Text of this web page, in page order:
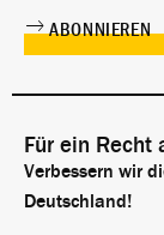
Für ein Recht
Verbessern wir
Deutschland!